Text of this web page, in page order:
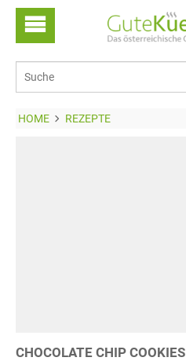
HOME REZEPTE
CHOCOLATE CHIP COOKIES